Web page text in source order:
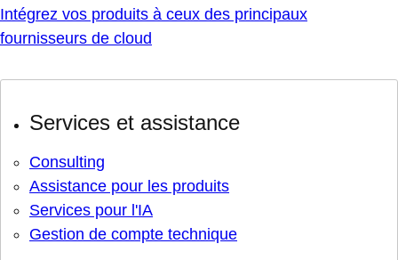
Intégrez vos produits à ceux des principaux
fournisseurs de cloud
Services et assistance
Consulting
Assistance pour les produits
Services pour l'IA
Gestion de compte technique